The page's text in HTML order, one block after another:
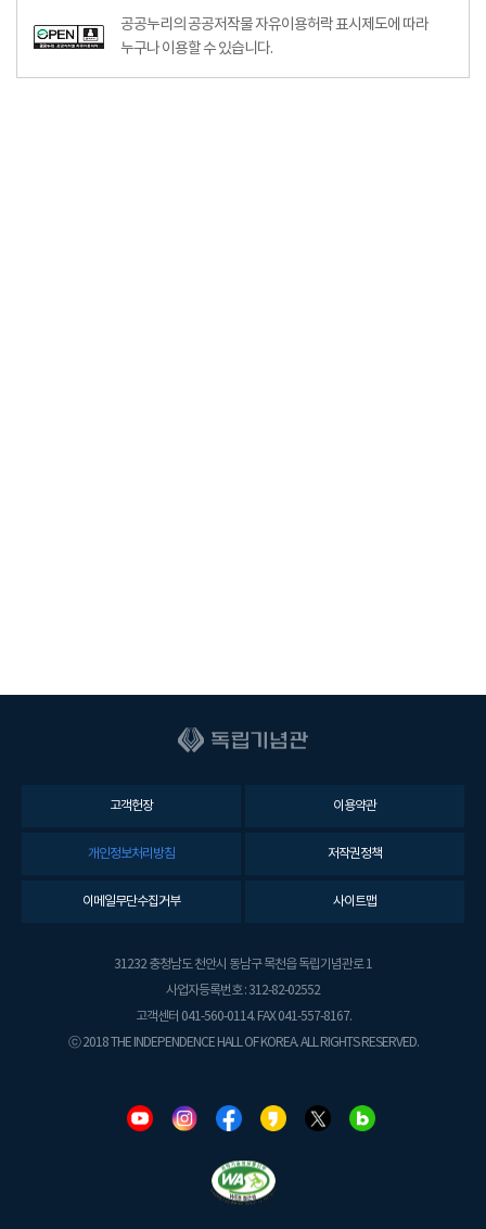
공공누리의 공공저작물 자유이용허락 표시제도에 따라
누구나 이용할 수 있습니다.
고객헌장 이용약관
개인정보처리방침 저작권정책
이메일무단수집거부 사이트맵
31232 충청남도 천안시 동남구 목천읍 독립기념관로 1
사업자등록번호 : 312-82-02552
고객센터 041-560-0114. FAX 041-557-8167.
ⓒ 2018 THE INDEPENDENCE HALL OF KOREA. ALL RIGHTS RESERVED.